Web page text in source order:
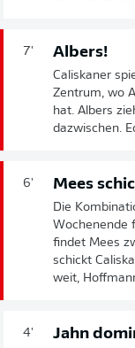
7' Albers!
Caliskaner
Zentrum, wo
hat. Albers
dazwischen.
6' Mees
Die
Wochenende
findet Mees
schickt
weit,
4' Jahn